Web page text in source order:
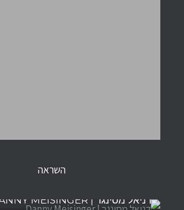
השראה
דניאל מסינגר | DANNY MEISINGER